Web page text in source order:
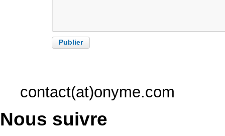
contact(at)onyme.com
Nous suivre